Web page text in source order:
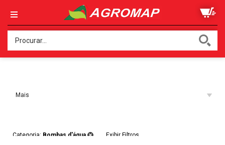
Mais
Categoria: Bombas d'água Exibir Filtros